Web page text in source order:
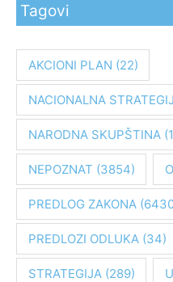
g
z
Tagovi
AKCIONI PLAN (22)
NACIONALNA
NARODNA SKUPŠTINA
NEPOZNAT (3854)
PREDLOG ZAKONA
PREDLOZI ODLUKA(34)
STRATEGIJA(289)